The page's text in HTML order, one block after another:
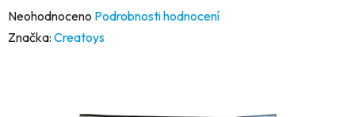
Průměrné
hodnocení
Neohodnoceno Podrobnosti hodnocení
Značka: Creatoys